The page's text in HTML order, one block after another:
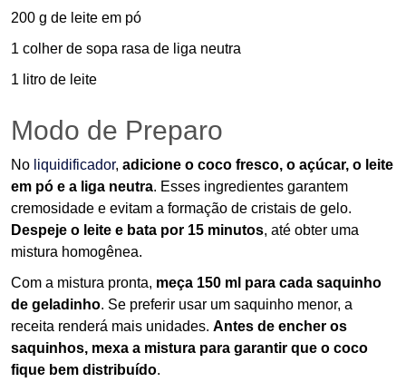
200 g de leite em pó
1 colher de sopa rasa de liga neutra
1 litro de leite
Modo de Preparo
No liquidificador, adicione o coco fresco, o açúcar, o leite
em pó e a liga neutra. Esses ingredientes garantem
cremosidade e evitam a formação de cristais de gelo.
Despeje o leite e bata por 15 minutos, até obter uma
mistura homogênea.
Com a mistura pronta, meça 150 ml para cada saquinho
de geladinho. Se preferir usar um saquinho menor, a
receita renderá mais unidades. Antes de encher os
saquinhos, mexa a mistura para garantir que o coco
fique bem distribuído.